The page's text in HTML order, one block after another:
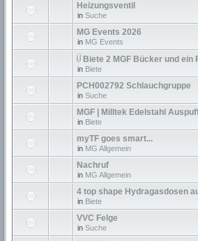
Heizungsventil
in Suche
MG Events 2026
in MG Events
Biete 2 MGF Bücker und ein
in Biete
PCH002792 Schlauchgruppe
in Suche
MGF | Milltek Edelstahl
in Biete
myTF goes smart...
in MG Allgemein
Nachruf
in MG Allgemein
4 top shape Hydragasdosen
in Biete
VVC Felge
in Suche